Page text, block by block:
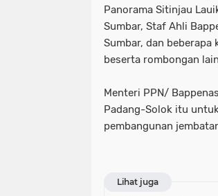
Panorama Sitinjau
Sumbar, Staf Ahli
Sumbar, dan beberapa
beserta rombongan
Menteri PPN/
Padang-Solok itu
pembangunan
Lihat juga